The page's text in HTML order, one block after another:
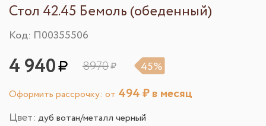
Стол 42.45 Бемоль (обеденный)
Код: П00355506
4 940 8970 45%
Оформить рассрочку: от 494₽ в месяц
Цвет: дуб вотан/металл черный